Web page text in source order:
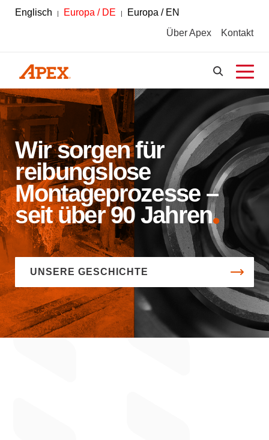
Englisch Europa / DE
Europa / EN
Über Apex
Kontakt
Wir sorgen für
reibungslose
Montageprozesse –
seit über 90 Jahren
UNSERE GESCHICHTE